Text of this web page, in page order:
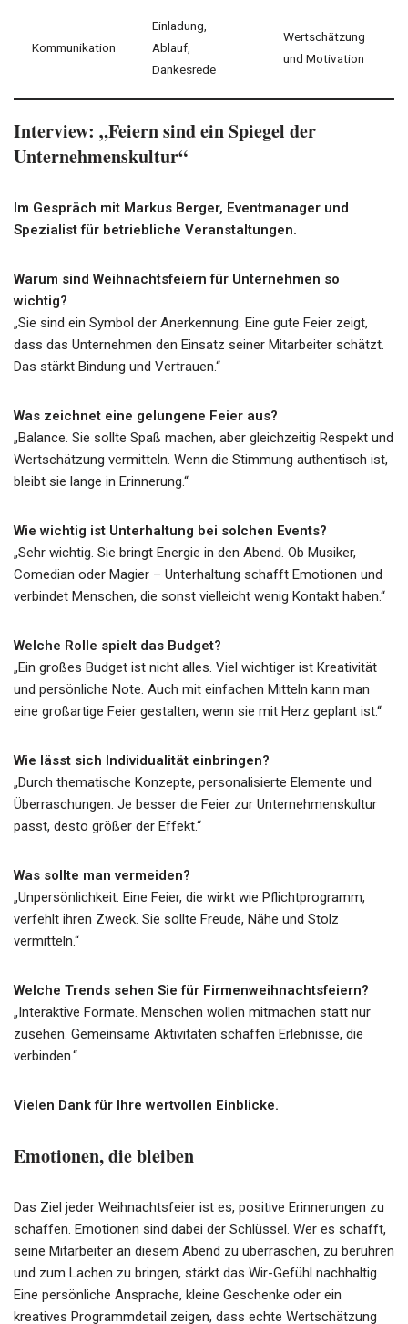
Kommunikation
Einladung,
Ablauf,
Dankesrede
Wertschätzung
und Motivation
Interview: „Feiern sind ein Spiegel der
Unternehmenskultur“
Im Gespräch mit Markus Berger, Eventmanager und
Spezialist für betriebliche Veranstaltungen.
Warum sind Weihnachtsfeiern für Unternehmen so
wichtig?
„Sie sind ein Symbol der Anerkennung. Eine gute Feier zeigt,
dass das Unternehmen den Einsatz seiner Mitarbeiter schätzt.
Das stärkt Bindung und Vertrauen.“
Was zeichnet eine gelungene Feier aus?
„Balance. Sie sollte Spaß machen, aber gleichzeitig Respekt und
Wertschätzung vermitteln. Wenn die Stimmung authentisch ist,
bleibt sie lange in Erinnerung.“
Wie wichtig ist Unterhaltung bei solchen Events?
„Sehr wichtig. Sie bringt Energie in den Abend. Ob Musiker,
Comedian oder Magier – Unterhaltung schafft Emotionen und
verbindet Menschen, die sonst vielleicht wenig Kontakt haben.“
Welche Rolle spielt das Budget?
„Ein großes Budget ist nicht alles. Viel wichtiger ist Kreativität
und persönliche Note. Auch mit einfachen Mitteln kann man
eine großartige Feier gestalten, wenn sie mit Herz geplant ist.“
Wie lässt sich Individualität einbringen?
„Durch thematische Konzepte, personalisierte Elemente und
Überraschungen. Je besser die Feier zur Unternehmenskultur
passt, desto größer der Effekt.“
Was sollte man vermeiden?
„Unpersönlichkeit. Eine Feier, die wirkt wie Pflichtprogramm,
verfehlt ihren Zweck. Sie sollte Freude, Nähe und Stolz
vermitteln.“
Welche Trends sehen Sie für Firmenweihnachtsfeiern?
„Interaktive Formate. Menschen wollen mitmachen statt nur
zusehen. Gemeinsame Aktivitäten schaffen Erlebnisse, die
verbinden.“
Vielen Dank für Ihre wertvollen Einblicke.
Emotionen, die bleiben
Das Ziel jeder Weihnachtsfeier ist es, positive Erinnerungen zu
schaffen. Emotionen sind dabei der Schlüssel. Wer es schafft,
seine Mitarbeiter an diesem Abend zu überraschen, zu berühren
und zum Lachen zu bringen, stärkt das Wir-Gefühl nachhaltig.
Eine persönliche Ansprache, kleine Geschenke oder ein
kreatives Programmdetail zeigen, dass echte Wertschätzung